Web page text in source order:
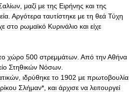
μαζί με της Ειρήνης και της
Αργότερα ταυτίστηκε με τη θεά Τύχη
στο ρωμαϊκό Κυρινάλιο και είχε
χώρο 500 στρεμμάτων Από τηνΑθήνα
Στηθικών Νόσων
ιδρύθηκε το 1902 με πρωτοβουλία
Σλήμαν*, και άρχισε να λειτουργεί